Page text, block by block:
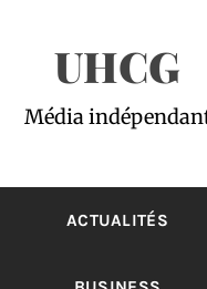
UHCG
Média
ACTUALITÉS